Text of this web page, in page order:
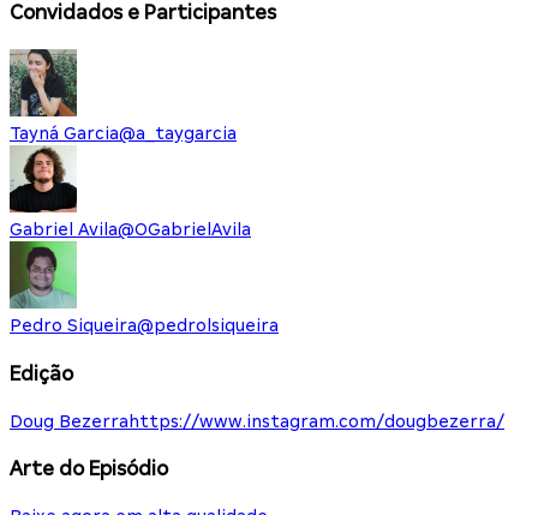
Convidados e Participantes
Tayná Garcia@a_taygarcia
Gabriel Avila@OGabrielAvila
Pedro Siqueira@pedrolsiqueira
Edição
Doug Bezerra https://www.instagram.com/dougbezerra/
Arte do Episódio